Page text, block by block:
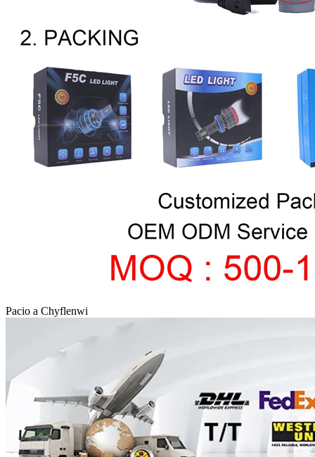
Pacio a Chyflenwi